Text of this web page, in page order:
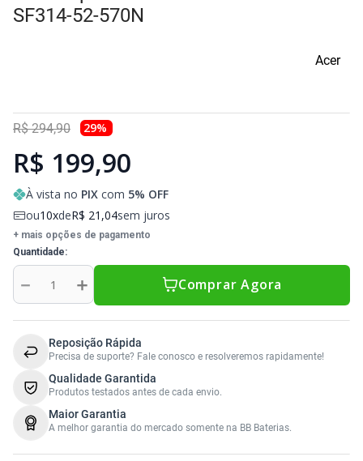
Sony Vaio
Sony Vaio
Caddy para SSD
SF314-52-570N
Acer
R$ 294,90 29%
R$ 199,90
À vista no PIX com 5% OFF
ou10 deR$ 21 ,04sem juros
+ mais opções de pagamento
Quantidade
＋
－ Comprar Agora
Reposição Rápida
Precisa de suporte? Fale conosco e resolveremos rapidamente!
Qualidade Garantida
Produtos testados antes de cada envio.
Maior Garantia
A melhor garantia do mercado somente na BB Baterias.